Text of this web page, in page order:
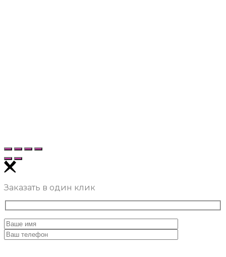
Заказать в один клик